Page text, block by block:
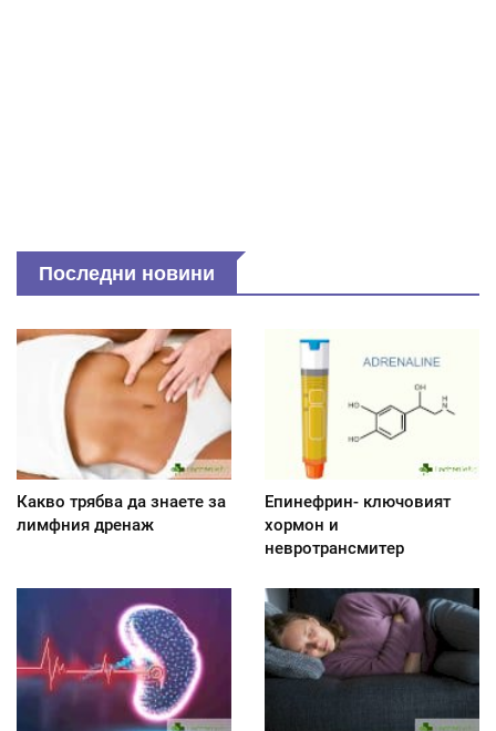
Последни новини
Какво трябва да знаете за
лимфния дренаж
Епинефрин- ключовият
хормон и
невротрансмитер